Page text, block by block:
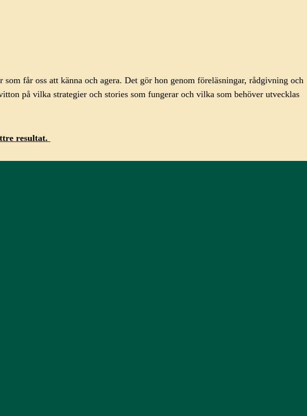
får oss att känna och agera. Det gör hon genom föreläsningar, rådgivning och
på vilka strategier och stories som fungerar och vilka som behöver utvecklas
resultat.